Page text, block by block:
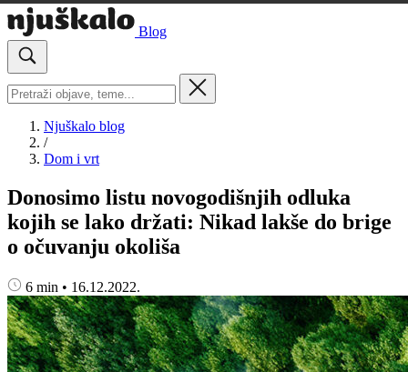
Blog
Njuškalo blog
/
Dom i vrt
Donosimo listu novogodišnjih odluka
kojih se lako držati: Nikad lakše do brige
o očuvanju okoliša
6 min • 16.12.2022.